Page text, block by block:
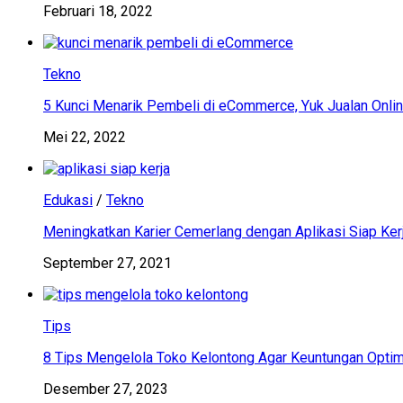
Februari 18, 2022
Tekno
5 Kunci Menarik Pembeli di eCommerce, Yuk Jualan
Mei 22, 2022
Edukasi / Tekno
Meningkatkan Karier Cemerlang dengan Aplikasi Siap
September 27, 2021
Tips
8 Tips Mengelola Toko Kelontong Agar Keuntungan
Desember 27, 2023